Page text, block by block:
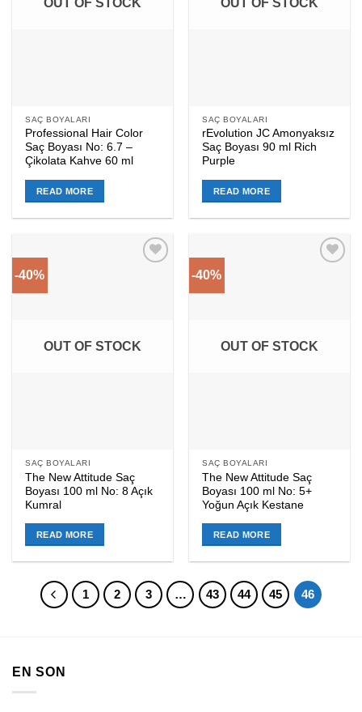
SAÇ BOYALARI
Professional Hair Color
Saç Boyası No: 6.7 –
Çikolata Kahve 60 ml
READ MORE
SAÇ BOYALARI
rEvolution JC Amonyaksız
Saç Boyası 90 ml Rich
Purple
READ MORE
-40%
OUT OF STOCK
SAÇ BOYALARI
The New Attitude Saç
Boyası 100 ml No: 8 Açık
Kumral
READ MORE
-40%
OUT OF STOCK
SAÇ BOYALARI
The New Attitude Saç
Boyası 100 ml No: 5+
Yoğun Açık Kestane
READ MORE
1 2 3 … 43 44 45 46
EN SON